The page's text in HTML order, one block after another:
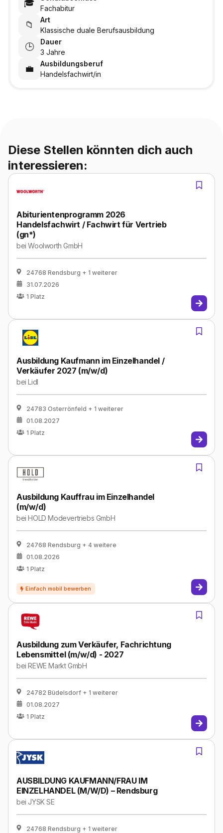
🎓
Fachabitur
📁
Art
Klassische duale Berufsausbildung
🕒
Dauer
3 Jahre
💼
Ausbildungsberuf
Handelsfachwirt/in
Diese Stellen könnten dich auch
interessieren:
Abiturientenprogramm 2026
Handelsfachwirt / Fachwirt für Vertrieb
(gn*)
beiWoolworth GmbH
24768 Rendsburg + 1 weiterer
31.07.2026
1 Platz
Ausbildung Kaufmann im Einzelhandel /
Verkäufer 2027 (m/w/d)
beiLidl
24783 Osterrönfeld + 1 weiterer
01.08.2027
1 Platz
Ausbildung Kauffrau im Einzelhandel
(m/w/d)
beiHOLD Modevertriebs GmbH
24768 Rendsburg + 4 weitere
01.08.2026
1 Platz
Ausbildung zum Verkäufer, Fachrichtung
Lebensmittel (m/w/d) - 2027
beiREWE Markt GmbH
24782 Büdelsdorf + 1 weiterer
01.08.2027
1 Platz
AUSBILDUNG KAUFMANN/FRAU IM
EINZELHANDEL (M/W/D) – Rendsburg
bei JYSK SE
24768 Rendsburg + 1 weiterer